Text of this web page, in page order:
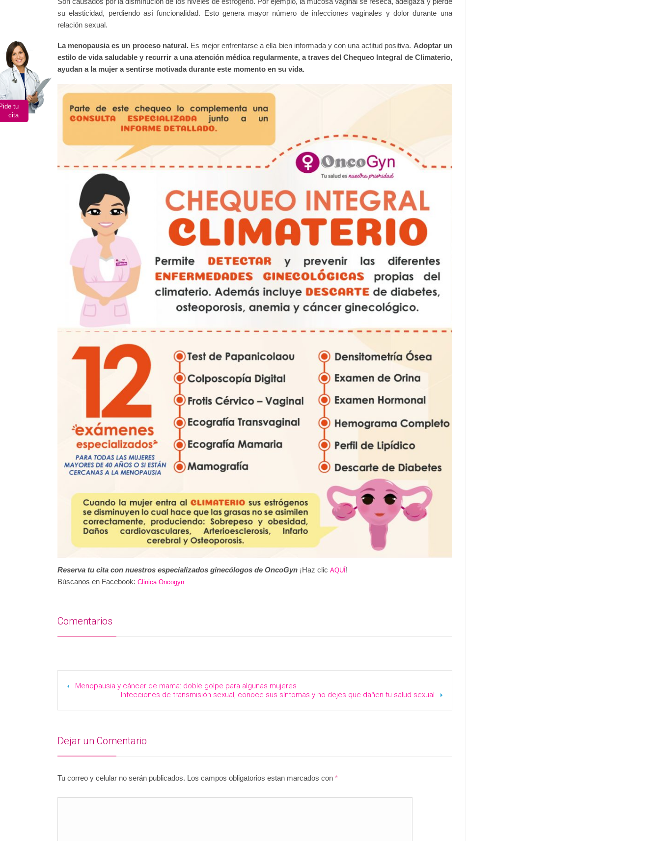
su elasticidad, perdiendo así funcionalidad. Esto genera mayor número de infecciones vaginales y dolor durante una
relación sexual.
La menopausia es un proceso natural. Es mejor enfrentarse a ella bien informada y con una actitud positiva. Adoptar un
estilo de vida saludable y recurrir a una atención médica regularmente, a traves del Chequeo Integral de Climaterio,
ayudan a la mujer a sentirse motivada durante este momento en su vida.
Reserva tu cita con nuestros especializados ginecólogos de OncoGyn ¡Haz clic AQUÍ !
Búscanos en Facebook: Clinica Oncogyn
Comentarios
Menopausia y cáncer de mama: doble golpe para algunas mujeres
Infecciones de transmisión sexual, conoce sus síntomas y no dejes que dañen tu salud sexual
Dejar un Comentario
Tu correo y celular no serán publicados. Los campos obligatorios estan marcados con *
tu
cita